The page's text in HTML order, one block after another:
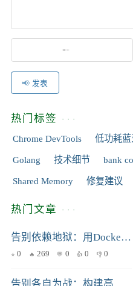
发表
热门标签
Chrome DevTools 低功耗蓝
Golang 技术细节 bank
Shared Memory 修复建议
热门文章
告别依赖地狱：用Docker轻松部署AI推荐模型
0 269 0 0 0